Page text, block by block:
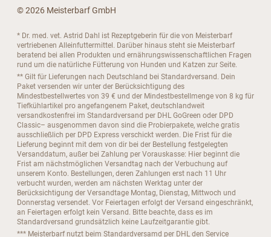
© 2026 Meisterbarf GmbH
* Dr. med. vet. Astrid Dahl ist Rezeptgeberin für die von Meisterbarf
vertriebenen Alleinfuttermittel. Darüber hinaus steht sie Meisterbarf
beratend bei allen Produkten und ernährungswissenschaftlichen Fragen
rund um die natürliche Fütterung von Hunden und Katzen zur Seite.
** Gilt für Lieferungen nach Deutschland bei Standardversand. Dein
Paket versenden wir unter der Berücksichtigung des
Mindestbestellwertes von 39 € und der Mindestbestellmenge von 8 kg für
Tiefkühlartikel pro angefangenem Paket, deutschlandweit
versandkostenfrei im Standardversand per DHL GoGreen oder DPD
Classic– ausgenommen davon sind die Probierpakete, welche gratis
ausschließlich per DPD Express verschickt werden. Die Frist für die
Lieferung beginnt mit dem von dir bei der Bestellung festgelegten
Versanddatum, außer bei Zahlung per Vorauskasse: Hier beginnt die
Frist am nächstmöglichen Versandtag nach der Verbuchung auf
unserem Konto. Bestellungen, deren Zahlungen erst nach 11 Uhr
verbucht wurden, werden am nächsten Werktag unter der
Berücksichtigung der Versandtage Montag, Dienstag, Mittwoch und
Donnerstag versendet. Vor Feiertagen erfolgt der Versand eingeschränkt,
an Feiertagen erfolgt kein Versand. Bitte beachte, dass es im
Standardversand grundsätzlich keine Laufzeitgarantie gibt.
*** Meisterbarf nutzt beim Standardversamd per DHL den Service